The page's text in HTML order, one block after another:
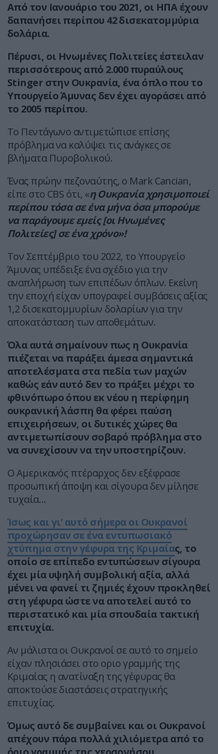
Από τον Ιανουάριο του 2021, οι ΗΠΑ έχουν
δαπανήσει περίπου 42 δισεκατομμύρια
δολάρια.
Πέρυσι, οι Ηνωμένες Πολιτείες έστειλαν
περισσότερους από 2.000 πυραύλους
Stinger στην Ουκρανία, ένα όπλο που το
Υπουργείο Άμυνας δεν έχει αγοράσει από
το 2005 περίπου.
Το Πεντάγωνο αντιμετώπισε επίσης
πρόβλημα να καλύψει τις ανάγκες σε
βλήματα Πυροβολικού.
Ένας πρώην πεζοναύτης, ο Mark Cancian,
είπε στο CBS ότι, «η Ουκρανία χρησιμοποιεί
περίπου τόσα σε ένα μήνα όσα μπορούμε
να παράγουμε εμείς [οι Ηνωμένες
Πολιτείες] σε ένα χρόνο»!
Τον Σεπτέμβριο του 2022, το Υπουργείο
Άμυνας υπέδειξε ένα σχέδιο για την
αναπλήρωση των επιπέδων όπλων. Εκείνη
την εποχή είχαν υπογραφεί συμβάσεις αξίας
1,2 δισεκατομμυρίων δολαρίων για την
αποκατάσταση των αποθεμάτων.
Όλα αυτά σημαίνουν πως η Ουκρανία
πιέζεται να παράξει άμεσα σημαντικά
αποτελέσματα στα πεδία των μαχών
καθώς εάν αυτό δεν το πράξει μέχρι το
φθινόπωρο όπου εκ νέου η περίφημη
ουκρανική λάσπη θα φέρει παύση
επιχειρήσεων, οι δυτικές χώρες θα
αντιμετωπίσουν σοβαρό πρόβλημα στο
να συνεχίσουν να την υποστηρίζουν.
Ο Αμερικανός πτέραρχος δεν εξέφρασε
προσωπική άποψη και σίγουρα δεν μίλησε
τυχαία…
Ίσως και γι’ αυτό σήμερα οι Ουκρανοί
προχώρησαν σε ένα εντυπωσιακό
χτύπημα στην γέφυρα της Κριμαίας, το
οποίο σε επίπεδο εντυπώσεων σίγουρα
έχει μία υψηλή συμβολική αξία, αλλά
μένει να φανεί τι ζημιές έχουν προκληθεί
στη γέφυρα ώστε να αποτελεί αυτό το
περιστατικό και μία σπουδαία τακτική
επιτυχία.
Αν μάλιστα οι Ουκρανοί σε αυτό το σημείο
είχαν πλησιάσει στο οριο γραμμής της
Κριμαίας η ανατίναξη της γέφυρας θα
αποκτούσε διαστάσεις στρατηγικής
επιτυχίας.
Όμως αυτό δε συμβαίνει και οι Ουκρανοί
απέχουν πάρα πολλά χιλιόμετρα από το